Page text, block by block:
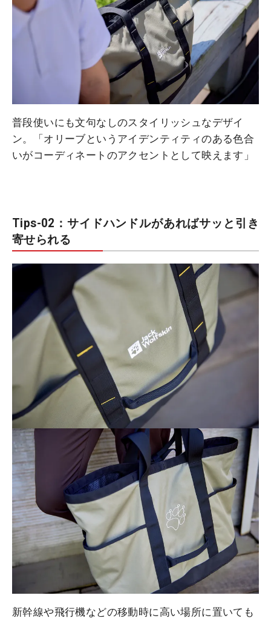
普段使いにも文句なしのスタイリッシュなデザイ
ン。「オリーブというアイデンティティのある色合
いがコーディネートのアクセントとして映えます」
Tips-02：サイドハンドルがあればサッと引き
寄せられる
新幹線や飛行機などの移動時に高い場所に置いても